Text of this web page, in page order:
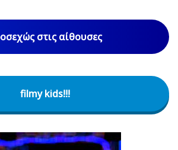
στις αίθουσες
filmy kids!!!